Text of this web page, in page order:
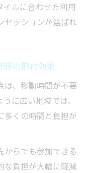
ルに合わせた利用
セッションが選ばれ
間の節約効果
は、移動時間が不要
に広い地域では、
多くの時間と負担が
からでも参加できる
な負担が大幅に軽減